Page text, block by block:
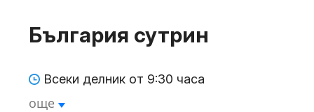
България сутрин
Всеки делник от 9:30 часа
още